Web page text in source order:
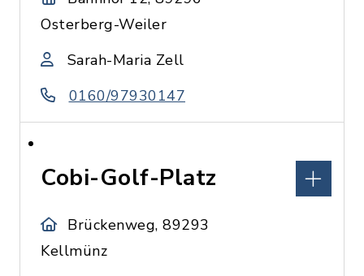
Osterberg-Weiler
Sarah-Maria Zell
0160/97930147
Cobi-Golf-Platz
Brückenweg, 89293
Kellmünz